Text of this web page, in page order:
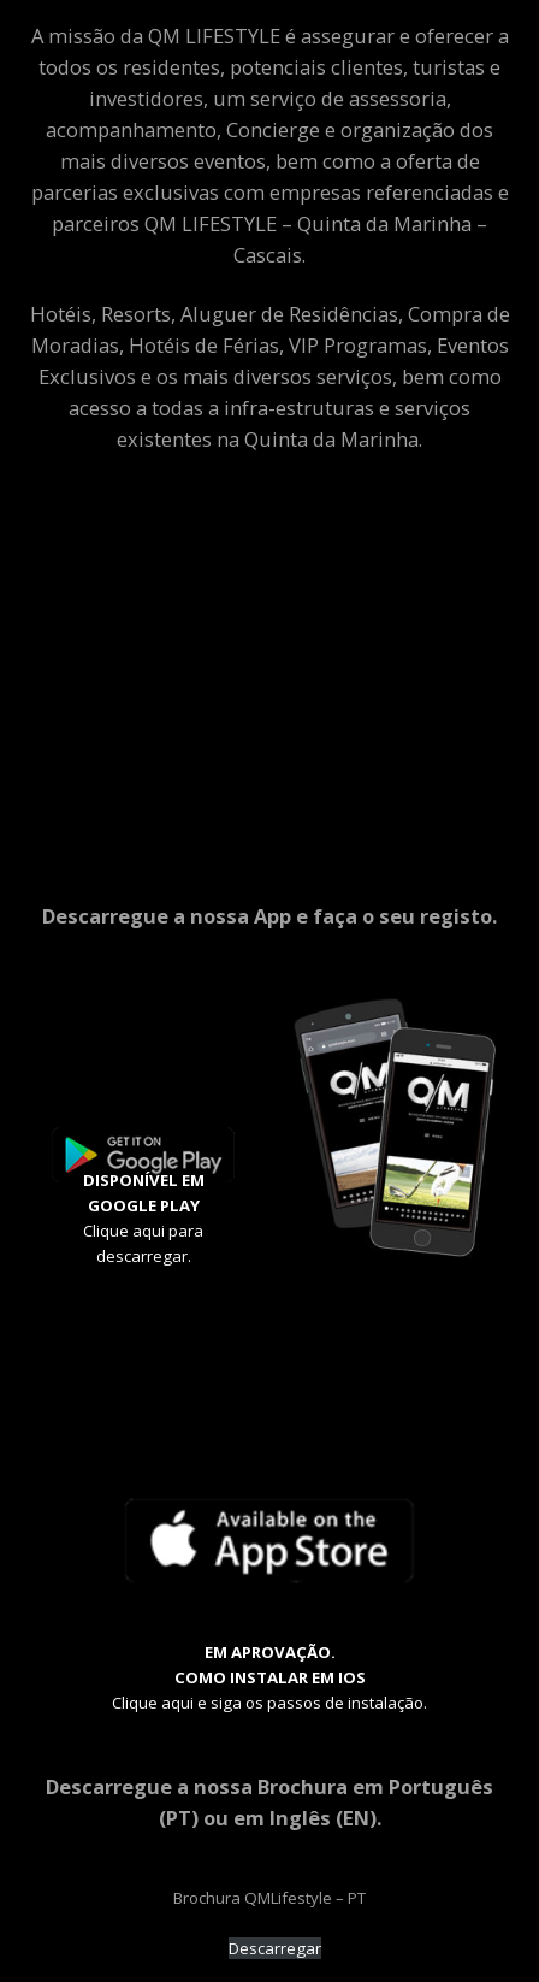
A missão da QM LIFESTYLE é assegurar e oferecer a
todos os residentes, potenciais clientes, turistas e
investidores, um serviço de assessoria,
acompanhamento, Concierge e organização dos
mais diversos eventos, bem como a oferta de
parcerias exclusivas com empresas referenciadas e
parceiros QM LIFESTYLE – Quinta da Marinha –
Cascais.
Hotéis, Resorts, Aluguer de Residências, Compra de
Moradias, Hotéis de Férias, VIP Programas, Eventos
Exclusivos e os mais diversos serviços, bem como
acesso a todas a infra-estruturas e serviços
existentes na Quinta da Marinha.
Descarregue a nossa App e faça o seu registo.
DISPONÍVEL EM
GOOGLE PLAY
Clique aqui para
descarregar.
EM APROVAÇÃO.
COMO INSTALAR EM IOS
Clique aqui e siga os passos de instalação.
Descarregue a nossa Brochura em Português
(PT) ou em Inglês (EN).
Brochura QMLifestyle – PT
Descarregar